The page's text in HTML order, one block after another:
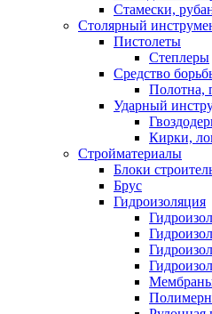
Стамески,
Столярный
Пистолеты
Степлеры
Средство
Полотна,
Ударный
Кирки,
Стройматериалы
Блоки
Брус
Гидроизоляция